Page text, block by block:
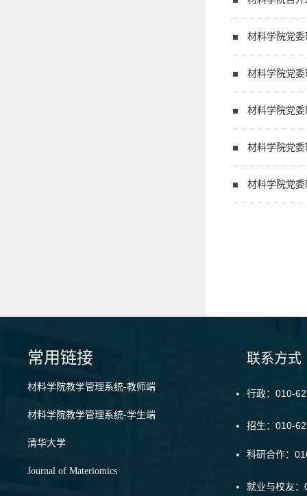
材料学院党
材料学院党
材料学院党
材料学院党委
材料学院党
常用链接
材料学院教学管理系统-教师端
材料学院教学管理系统-学生端
清华大学
Journal of Materiomics
联系方式
行政：010-
招生：010-
科研合作：
就业与校友